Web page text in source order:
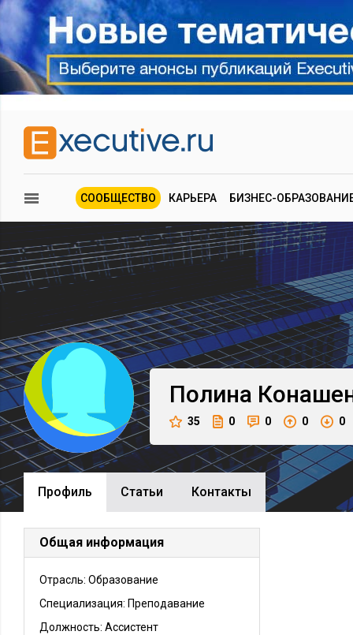
СООБЩЕСТВО КАРЬЕРА БИЗНЕС-
Полина
35 0 0 0 0
Профиль Cтатьи Контакты
Общая информация
Отрасль: Образование
Специализация: Преподавание
Должность: Ассистент